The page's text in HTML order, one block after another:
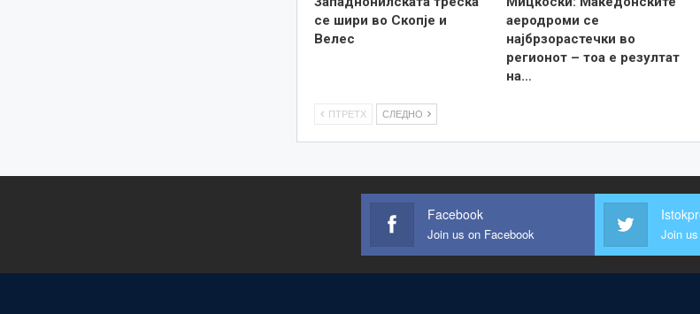
се шири во Скопје и
Велес
аеродроми се
најбрзорастечки во
регионот – тоа е резултат
на…
ПТРЕТХ СЛЕДНО
Facebook
Join us on Facebook Join